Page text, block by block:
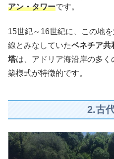
アン・タワーです。
15世紀～16世紀に、この地
線とみなしていたベネチア共
塔は、アドリア海沿岸の多
築様式が特徴的です。
2.古